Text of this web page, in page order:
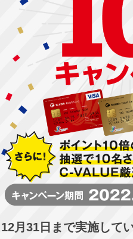
12月31日まで実施して